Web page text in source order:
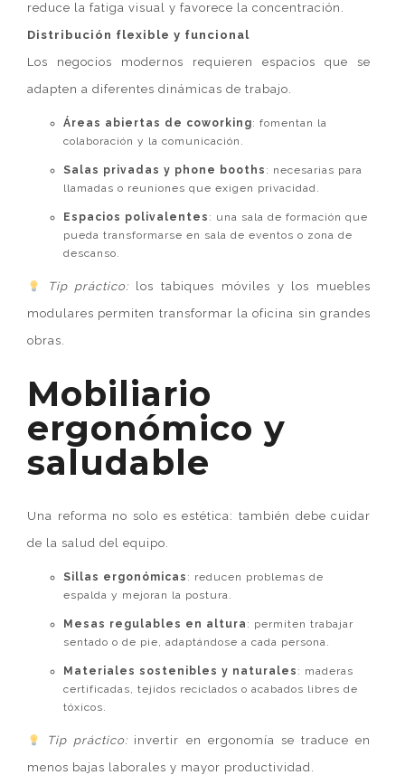
reduce la fatiga visual y favorece la concentración.
Distribución flexible y funcional
Los negocios modernos requieren espacios que se
adapten a diferentes dinámicas de trabajo.
Áreas abiertas de coworking: fomentan la
colaboración y la comunicación.
Salas privadas y phone booths : necesarias para
llamadas o reuniones que exigen privacidad.
Espacios polivalentes : una sala de formación que
pueda transformarse en sala de eventos o zona de
descanso.
Tip práctico:los tabiques móviles y los muebles
modulares permiten transformar la oficina sin grandes
obras.
Mobiliario
ergonómico y
saludable
Una reforma no solo es estética: también debe cuidar
de la salud del equipo.
Sillas ergonómicas : reducen problemas de
espalda y mejoran la postura.
Mesas regulables en altura : permiten trabajar
sentado o de pie, adaptándose a cada persona.
Materiales sostenibles y naturales : maderas
certificadas, tejidos reciclados o acabados libres de
tóxicos.
Tip práctico:invertir en ergonomía se traduce en
menos bajas laborales y mayor productividad.